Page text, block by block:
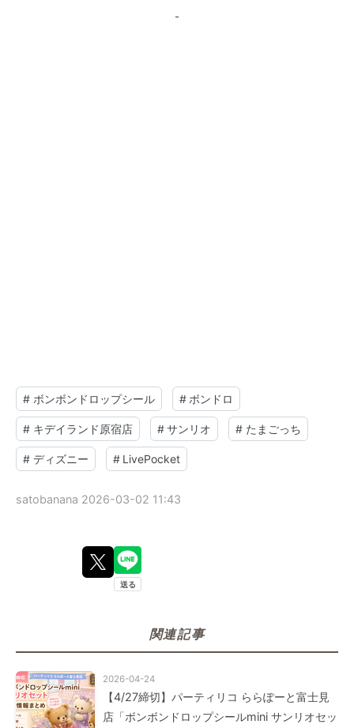
# ボンボンドロップシール # ボンドロ
# キデイランド原宿店 # サンリオ # たまごっち
# ディズニー # LivePocket
satobanana 2026-03-02 11:43
関連記事
2026-04-24
【4/27締切】パーティリコ ららぽーと富士見
店「ボンボンドロップシールmini サンリオセッ